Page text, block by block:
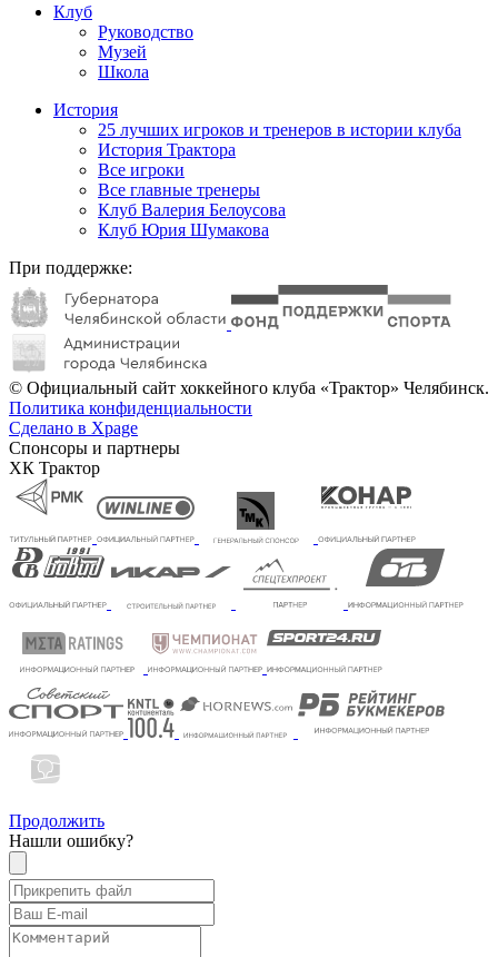
Клуб
Руководство
Музей
Школа
История
25 лучших игроков и тренеров в истории клуба
История Трактора
Все игроки
Все главные тренеры
Клуб Валерия Белоусова
Клуб Юрия Шумакова
При поддержке:
© Официальный сайт хоккейного клуба «Трактор» Челябинск.
Политика конфиденциальности
Сделано в Xpage
Спонсоры и партнеры
ХК Трактор
Продолжить
Нашли ошибку?